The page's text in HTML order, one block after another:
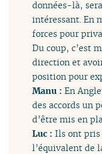
données-là,
intéressant. En
forces pour
Du coup, c’est
direction et
position pour
Manu :En
des accords un
d’être mis en
Luc :Ils ont pris
l’équivalent de